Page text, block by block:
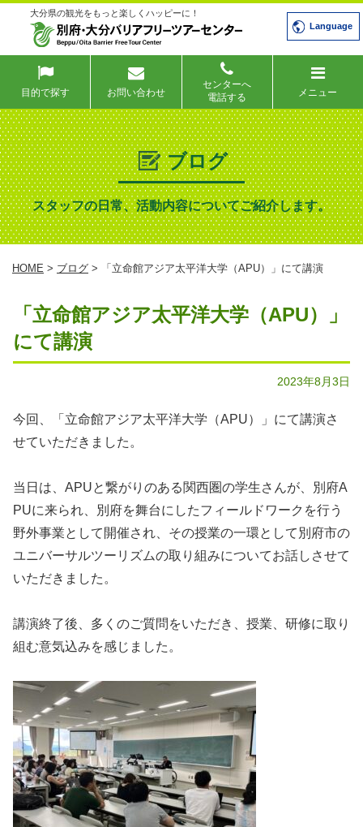
大分県の観光をもっと楽しくハッピーに！
Language
目的で探す お問い合わせ
センターへ
電話する
メニュー
ブログ
スタッフの日常、活動内容についてご紹介します。
HOME > ブログ > 「立命館アジア太平洋大学（APU）」にて講演
「立命館アジア太平洋大学（APU）」
にて講演
2023年8月3日
今回、「立命館アジア太平洋大学（APU）」にて講演さ
せていただきました。
当日は、APUと繋がりのある関西圏の学生さんが、別府A
PUに来られ、別府を舞台にしたフィールドワークを行う
野外事業として開催され、その授業の一環として別府市の
ユニバーサルツーリズムの取り組みについてお話しさせて
いただきました。
講演終了後、多くのご質問をいただき、授業、研修に取り
組む意気込みを感じました。